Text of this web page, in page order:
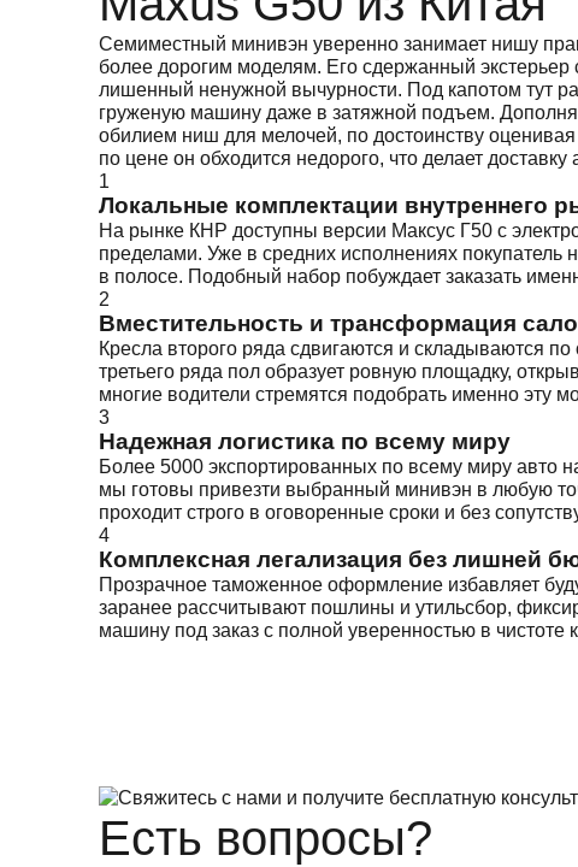
Семиместный минивэн уверенно занимает нишу
более дорогим моделям. Его сдержанный
лишенный ненужной вычурности. Под капотом тут
груженую машину даже в затяжной подъем.
обилием ниш для мелочей, по достоинству
по цене он обходится недорого, что делает
1
Локальные комплектации внутреннего
На рынке КНР доступны версии Максус Г50 с
пределами. Уже в средних исполнениях покупатель
в полосе. Подобный набор побуждает заказать
2
Вместительность и трансформация
Кресла второго ряда сдвигаются и складываются
третьего ряда пол образует ровную площадку,
многие водители стремятся подобрать именно эту
3
Надежная логистика по всему миру
Более 5000 экспортированных по всему миру авто
мы готовы привезти выбранный минивэн в любую
проходит строго в оговоренные сроки и без
4
Комплексная легализация без лишней
Прозрачное таможенное оформление избавляет
заранее рассчитывают пошлины и утильсбор,
машину под заказ с полной уверенностью в
Есть вопросы?